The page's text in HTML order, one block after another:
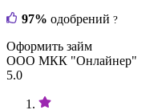
97% одобрений ?
Оформить займ
ООО МКК "Онлайнер"
5.0